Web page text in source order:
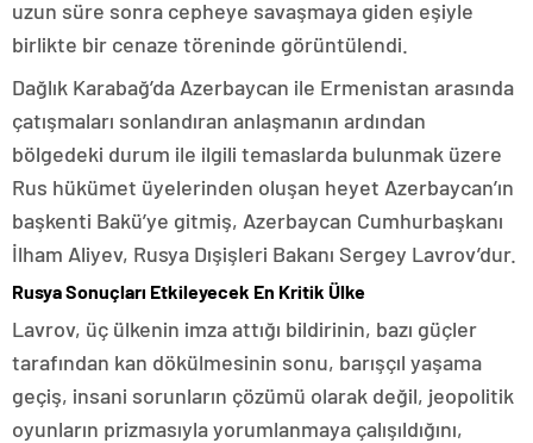
uzun süre sonra cepheye savaşmaya giden eşiyle
birlikte bir cenaze töreninde görüntülendi.
Dağlık Karabağ’da Azerbaycan ile Ermenistan arasında
çatışmaları sonlandıran anlaşmanın ardından
bölgedeki durum ile ilgili temaslarda bulunmak üzere
Rus hükümet üyelerinden oluşan heyet Azerbaycan’ın
başkenti Bakü’ye gitmiş, Azerbaycan Cumhurbaşkanı
İlham Aliyev, Rusya Dışişleri Bakanı Sergey Lavrov’dur.
Rusya Sonuçları Etkileyecek En Kritik Ülke
Lavrov, üç ülkenin imza attığı bildirinin, bazı güçler
tarafından kan dökülmesinin sonu, barışçıl yaşama
geçiş, insani sorunların çözümü olarak değil, jeopolitik
oyunların prizmasıyla yorumlanmaya çalışıldığını,